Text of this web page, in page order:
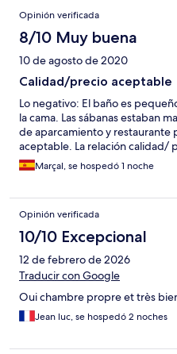
Opinión verificada
8/10 Muy buena
10 de agosto de 2020
Calidad/precio aceptable
Lo negativo: El baño es
la cama. Las sábanas estaban
de aparcamiento y
aceptable. La relación calidad/
Marçal, se hospedó 1 noche
Opinión verificada
10/10 Excepcional
12 de febrero de 2026
Traducir con Google
Oui chambre propre et très
Jean luc, se hospedó 2 noches